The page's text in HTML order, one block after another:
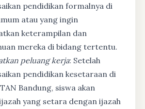
pendidikan formalnya di
atau yang ingin
keterampilan dan
mereka di bidang tertentu.
peluang kerja: Setelah
pendidikan kesetaraan di
Bandung, siswa akan
yang setara dengan ijazah